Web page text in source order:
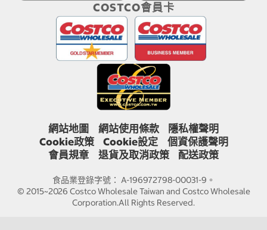
COSTCO會員卡
網站地圖 網站使用條款
隱私權聲明
Cookie政策
Cookie設定
個資保護聲明
會員規章
退貨及取消政策 配送政策
食品業登錄字號： A-196972798-00031-9。
© 2015~2026 Costco Wholesale Taiwan and Costco Wholesale
Corporation.All Rights Reserved.